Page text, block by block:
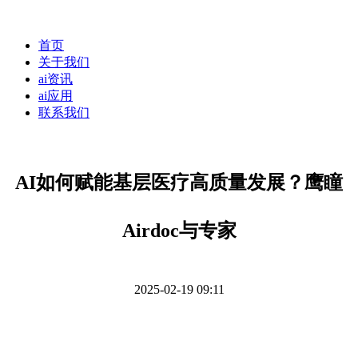
首页
关于我们
ai资讯
ai应用
联系我们
AI如何赋能基层医疗高质量发展？鹰瞳
Airdoc与专家
2025-02-19 09:11